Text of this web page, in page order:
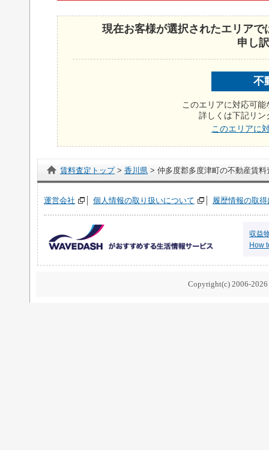
現在お客様が選択されたエリア
申し
不
このエリアに対応可
詳しくは下記リン
このエリアに
賃料査定トップ> 香川県 > 仲多度郡多度津町の不動産賃料
運営会社 個人情報の取り扱いについて 履歴情報の取
収益
How
Copyright(c) 2006-2026